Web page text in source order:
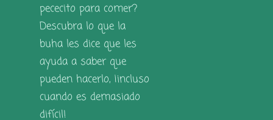
pececito para comer?
Descubra lo que la
buha les dice que les
ayuda a saber que
pueden hacerlo, ¡incluso
cuando es demasiado
difícil!